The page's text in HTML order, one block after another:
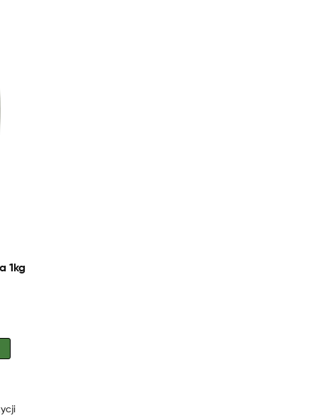
1kg